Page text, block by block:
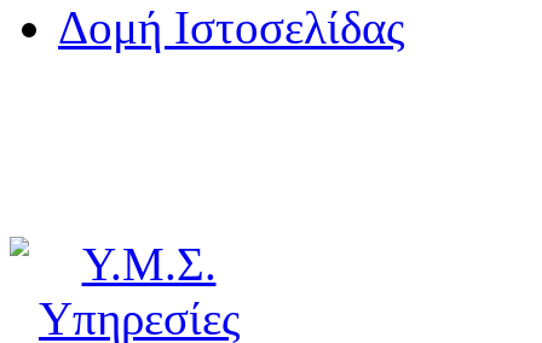
Δομή Ιστοσελίδας